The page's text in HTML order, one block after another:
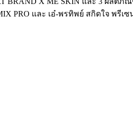
PRO และ เอ๋-พรทิพย์ สกิดใจ พรี